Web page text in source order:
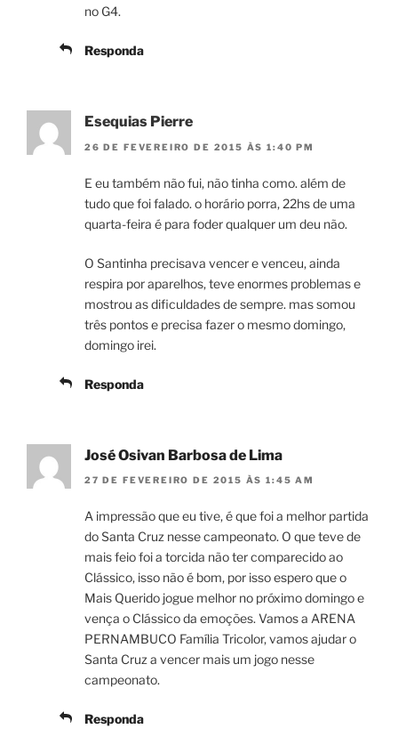
no G4.
Responda
Esequias Pierre
26 DE FEVEREIRO DE 2015 ÀS 1:40 PM
E eu também não fui, não tinha como. além de
tudo que foi falado. o horário porra, 22hs de uma
quarta-feira é para foder qualquer um deu não.
O Santinha precisava vencer e venceu, ainda
respira por aparelhos, teve enormes problemas e
mostrou as dificuldades de sempre. mas somou
três pontos e precisa fazer o mesmo domingo,
domingo irei.
Responda
José Osivan Barbosa de Lima
27 DE FEVEREIRO DE 2015 ÀS 1:45 AM
A impressão que eu tive, é que foi a melhor partida
do Santa Cruz nesse campeonato. O que teve de
mais feio foi a torcida não ter comparecido ao
Clássico, isso não é bom, por isso espero que o
Mais Querido jogue melhor no próximo domingo e
vença o Clássico da emoções. Vamos a ARENA
PERNAMBUCO Família Tricolor, vamos ajudar o
Santa Cruz a vencer mais um jogo nesse
campeonato.
Responda